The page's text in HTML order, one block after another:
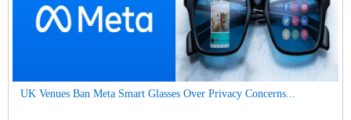
UK Venues Ban Meta Smart Glasses Over Privacy Concerns...